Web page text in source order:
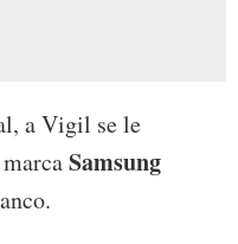
a Vigil se le
Samsung